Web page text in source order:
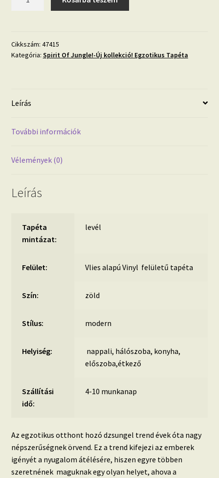
levél
mintás
Tapéta
2023!
Cikkszám: 47415
Kategória: Spirit Of Jungle!-Új kollekció! Egzotikus Tapéta
Leírás
További információk
Vélemények (0)
Leírás
Tapéta
mintázat:
levél
Felület: Vlies alapú Vinyl felületű tapéta
Szín: zöld
Stílus: modern
Helyiség:
nappali, hálószoba, konyha,
előszoba,étkező
Szállítási
idő:
4-10 munkanap
Az egzotikus otthont hozó dzsungel trend évek óta nagy
népszerűségnek örvend. Ez a trend kifejezi az emberek
igényét a nyugalom átélésére, hiszen egyre többen
szeretnének maguknak egy olyan helyet, ahova a